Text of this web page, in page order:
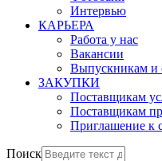
Интервью
КАРЬЕРА
Работа у нас
Вакансии
Выпускникам и
ЗАКУПКИ
Поставщикам
Поставщикам
Приглашение к
Поиск